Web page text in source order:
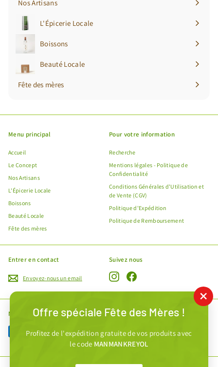
Offre spéciale Fête des Mères !
Profitez de l'expédition gratuite de vos produits avec
le code MANMANKREYOL
Nos Artisans
L'Épicerie Locale
Ouvrir
menu
Boissons
Ouvrir
menu
Beauté Locale
Ouvrir
menu
Fête des mères
Menu principal
Accueil
Le Concept
Nos Artisans
L'Épicerie Locale
Boissons
Beauté Locale
Fête des mères
Pour votre information
Recherche
Mentions légales - Politique de
Confidentialité
Conditions Générales d'Utilisation et
de Vente (CGV)
Politique d'Expédition
Politique de Remboursement
Entrer en contact
Envoyez-nous un email
Suivez nous
InstagramFacebook
Nous acceptons